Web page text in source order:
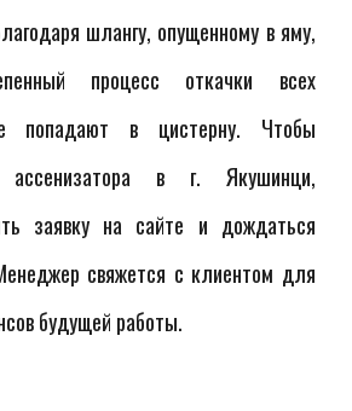
шлангу, опущенному в яму,
процесс откачки всех
попадают в цистерну. Чтобы
ассенизатора в г. Якушинци,
заявку на сайте и дождаться
свяжется с клиентом для
будущей работы.